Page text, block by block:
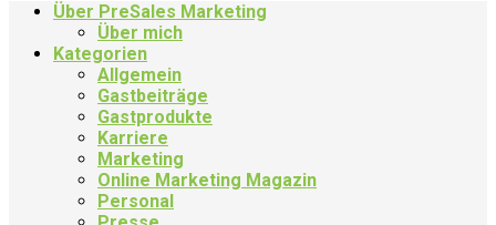
Über PreSales Marketing
Über mich
Kategorien
Allgemein
Gastbeiträge
Gastprodukte
Karriere
Marketing
Online Marketing Magazin
Personal